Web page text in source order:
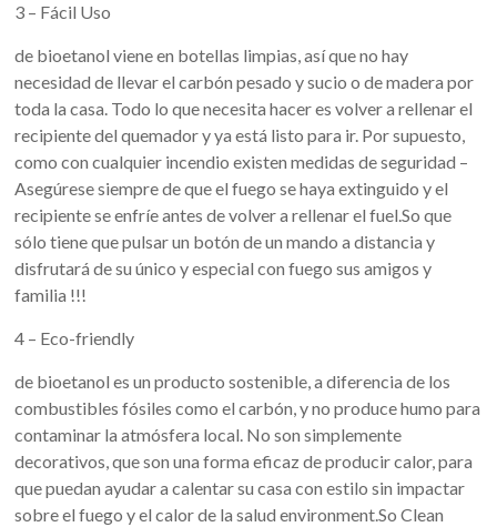
3 – Fácil Uso
de bioetanol viene en botellas limpias, así que no hay
necesidad de llevar el carbón pesado y sucio o de madera por
toda la casa. Todo lo que necesita hacer es volver a rellenar el
recipiente del quemador y ya está listo para ir. Por supuesto,
como con cualquier incendio existen medidas de seguridad –
Asegúrese siempre de que el fuego se haya extinguido y el
recipiente se enfríe antes de volver a rellenar el fuel.So que
sólo tiene que pulsar un botón de un mando a distancia y
disfrutará de su único y especial con fuego sus amigos y
familia !!!
4 – Eco-friendly
de bioetanol es un producto sostenible, a diferencia de los
combustibles fósiles como el carbón, y no produce humo para
contaminar la atmósfera local. No son simplemente
decorativos, que son una forma eficaz de producir calor, para
que puedan ayudar a calentar su casa con estilo sin impactar
sobre el fuego y el calor de la salud environment.So Clean